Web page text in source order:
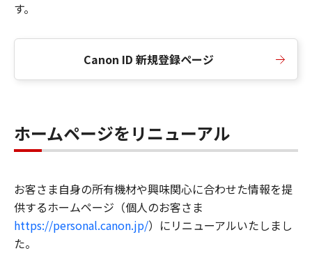
す。
Canon ID 新規登録ページ
ホームページをリニューアル
お客さま自身の所有機材や興味関心に合わせた情報を提
供するホームページ（個人のお客さま
https://personal.canon.jp/）にリニューアルいたしまし
た。